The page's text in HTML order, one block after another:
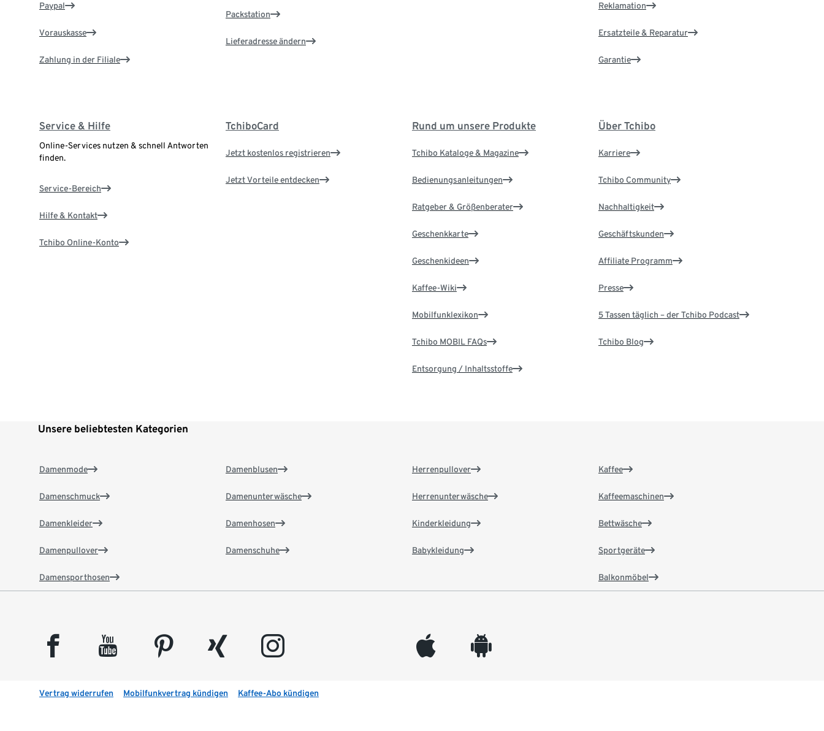
Paypal
Vorauskasse
Zahlung in der Filiale
Packstation
Lieferadresse ändern
Reklamation
Ersatzteile & Reparatur
Garantie
Service & Hilfe
Online-Services nutzen & schnell Antworten
finden.
Service-Bereich
Hilfe & Kontakt
Tchibo Online-Konto
TchiboCard
Jetzt kostenlos registrieren
Jetzt Vorteile entdecken
Rund um unsere Produkte
Tchibo Kataloge & Magazine
Bedienungsanleitungen
Ratgeber & Größenberater
Geschenkkarte
Geschenkideen
Kaffee-Wiki
Mobilfunklexikon
Tchibo MOBIL FAQs
Entsorgung / Inhaltsstoffe
Über Tchibo
Karriere
Tchibo Community
Nachhaltigkeit
Geschäftskunden
Affiliate Programm
Presse
5 Tassen täglich – der Tchibo Podcast
Tchibo Blog
Unsere beliebtesten Kategorien
Damenmode
Damenschmuck
Damenkleider
Damenpullover
Damensporthosen
Damenblusen
Damenunterwäsche
Damenhosen
Damenschuhe
Herrenpullover
Herrenunterwäsche
Kinderkleidung
Babykleidung
Kaffee
Kaffeemaschinen
Bettwäsche
Sportgeräte
Balkonmöbel
facebook youtube pinterest xing instagram appleinc android
Vertrag widerrufen Mobilfunkvertrag kündigen Kaffee-Abo kündigen